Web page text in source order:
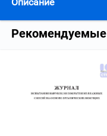
Рекомендуемые